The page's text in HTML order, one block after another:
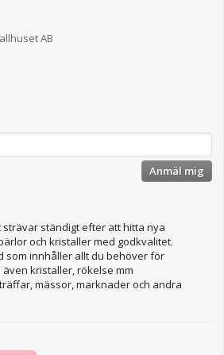
AB
Anmäl mig
strävar ständigt efter att hitta nya
och kristaller med godkvalitet.
som innhåller allt du behöver för
kristaller, rökelse mm
mässor, marknader och andra